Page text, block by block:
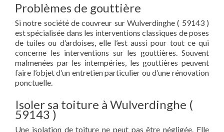
Problèmes de gouttière
Si notre société de couvreur sur Wulverdinghe ( 59143 )
est spécialisée dans les interventions classiques de poses
de tuiles ou d’ardoises, elle l’est aussi pour tout ce qui
concerne les interventions sur les gouttières. Souvent
malmenées par les intempéries, les gouttières peuvent
faire l’objet d’un entretien particulier ou d’une rénovation
ponctuelle.
Isoler sa toiture à Wulverdinghe (
59143 )
Une isolation de toiture ne peut pas être négligée. Elle